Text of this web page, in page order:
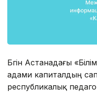
Бүгін Астанадағы
адами капиталдың
республикалық